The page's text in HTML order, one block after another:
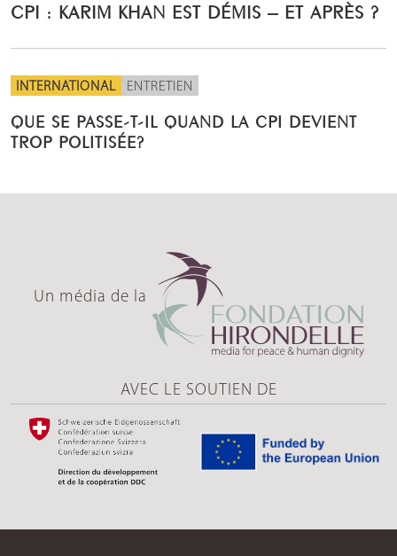
CPI : KARIM KHAN EST DÉMIS – ET APRÈS ?
INTERNATIONAL ENTRETIEN
QUE SE PASSE-T-IL QUAND LA CPI DEVIENT
TROP POLITISÉE?
Un média de la
AVEC LE SOUTIEN DE